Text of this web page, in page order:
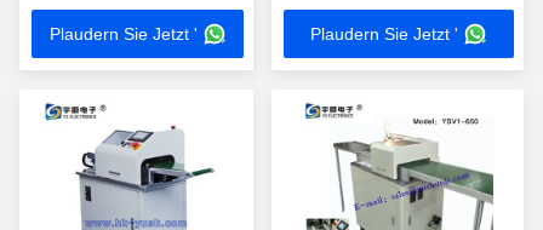
Multipe Blade V Scoring
Depaneling Maschine
Plaudern Sie Jetzt ' Plaudern Sie Jetzt '